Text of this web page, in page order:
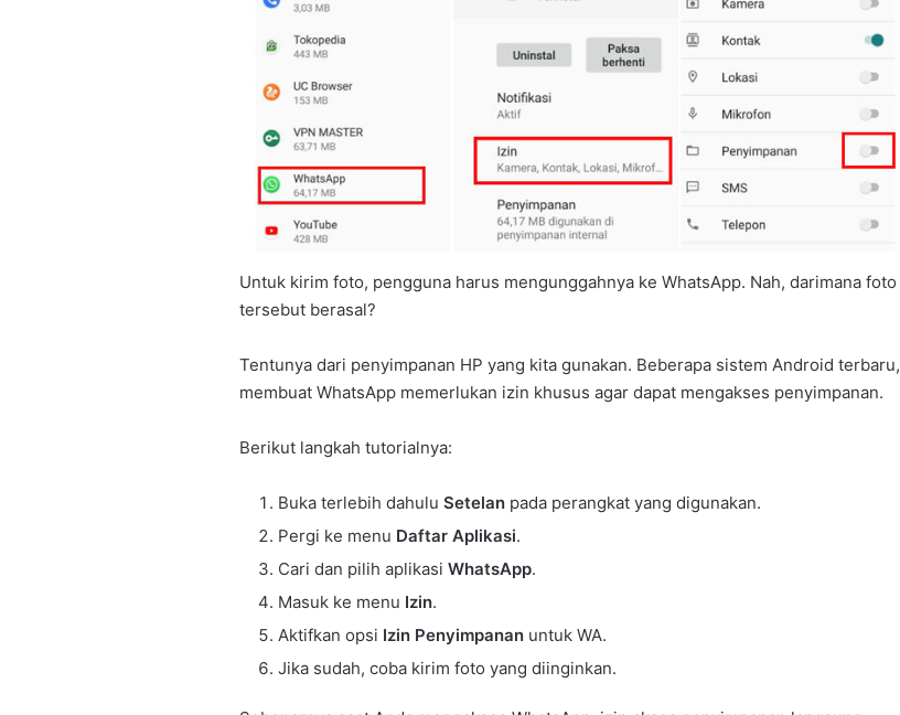
Untuk kirim foto, pengguna harus mengunggahnya ke WhatsApp. Nah, darimana foto
tersebut berasal?
Tentunya dari penyimpanan HP yang kita gunakan. Beberapa sistem Android terbaru,
membuat WhatsApp memerlukan izin khusus agar dapat mengakses penyimpanan.
Berikut langkah tutorialnya:
Buka terlebih dahulu Setelan pada perangkat yang digunakan.
Pergi ke menu Daftar Aplikasi.
Cari dan pilih aplikasi WhatsApp.
Masuk ke menu Izin.
Aktifkan opsi Izin Penyimpanan untuk WA.
Jika sudah, coba kirim foto yang diinginkan.